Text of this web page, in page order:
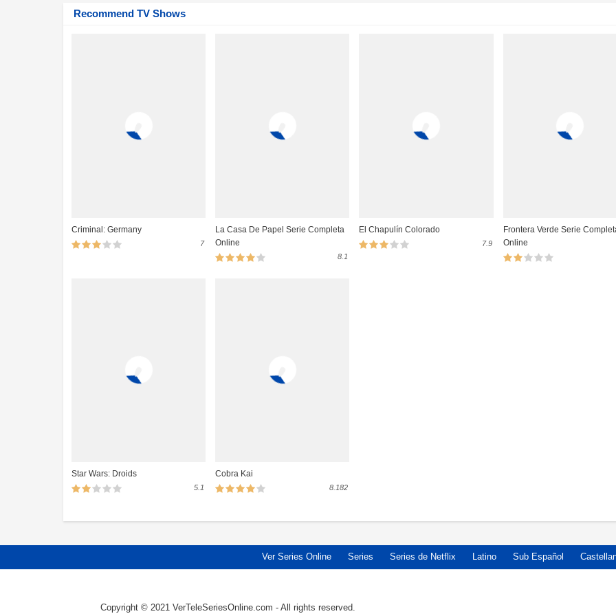
Recommend TV Shows
Criminal: Germany
7
La Casa De Papel Serie Completa
Online
8.1
El Chapulín Colorado
7.9
Frontera Verde Serie
Online
Star Wars: Droids
5.1
Cobra Kai
8.182
Ver Series Online Series Series de Netflix Latino Sub Español
Copyright © 2021 VerTeleSeriesOnline.com - All rights reserved.